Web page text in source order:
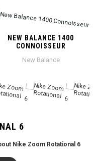
NEW BALANCE 1400
CONNOISSEUR
New Balance
6
Nike Zoom Rotational 6